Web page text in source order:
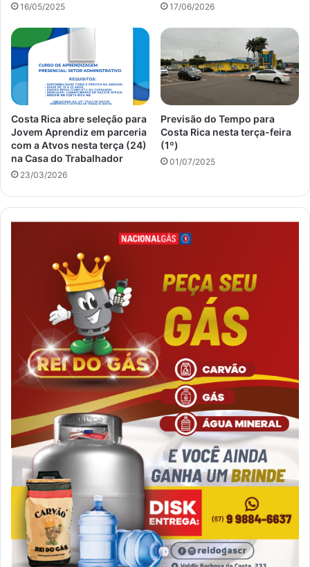
16/05/2025 17/06/2026
Costa Rica abre seleção para
Jovem Aprendiz em parceria
com a Atvos nesta terça (24)
na Casa do Trabalhador
23/03/2026
Previsão do Tempo para
Costa Rica nesta terça-feira
(1º)
01/07/2025